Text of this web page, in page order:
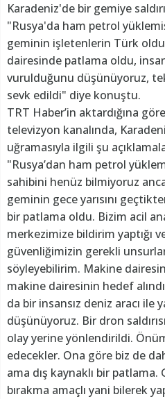
Karadeniz'de bir gemiye
"Rusya'da ham petrol
geminin işletenlerin Türk
dairesinde patlama oldu,
vurulduğunu düşünüyoruz,
sevk edildi" diye konuştu.
TRT Haber’in aktardığına
televizyon kanalında,
uğramasıyla ilgili şu
"Rusya’dan ham petrol
sahibini henüz bilmiyoruz
geminin gece yarısını
bir patlama oldu. Bizim acil
merkezimize bildirim yaptığı
güvenliğimizin gerekli
söyleyebilirim. Makine
makine dairesinin hedef
da bir insansız deniz aracı ile
düşünüyoruz. Bir dron
olay yerine yönlendirildi.
edecekler. Ona göre biz de
ama dış kaynaklı bir patlama.
bırakma amaçlı yani bilerek